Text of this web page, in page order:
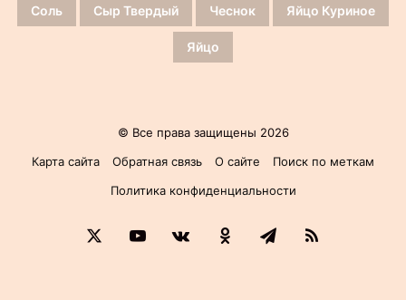
Соль Сыр Твердый Чеснок Яйцо Куриное
Яйцо
© Все права защищены 2026
Карта сайта
Обратная связь О сайте
Поиск по меткам
Политика конфиденциальности
YouTubevk.comОдноклассники
Telegram
RSS